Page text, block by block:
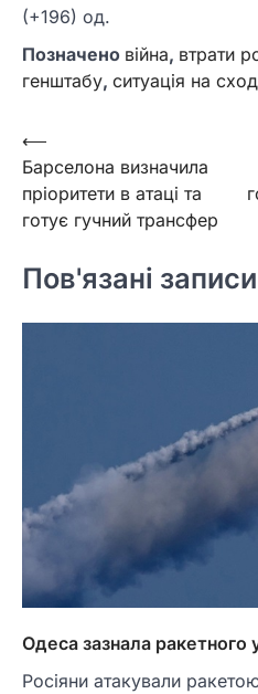
(+196) од.
Позначено війна, втрати
генштабу, ситуація на
Навігація
записів
⟵
Барселона визначила
пріоритети в атаці та
готує гучний трансфер
Пов'язані записи
Одеса зазнала ракетного
Росіяни атакували